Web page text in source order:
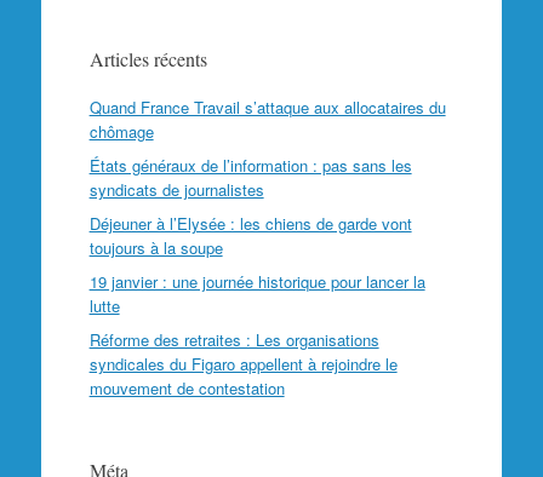
Articles récents
Quand France Travail s’attaque aux allocataires du
chômage
États généraux de l’information : pas sans les
syndicats de journalistes
Déjeuner à l’Elysée : les chiens de garde vont
toujours à la soupe
19 janvier : une journée historique pour lancer la
lutte
Réforme des retraites : Les organisations
syndicales du Figaro appellent à rejoindre le
mouvement de contestation
Méta